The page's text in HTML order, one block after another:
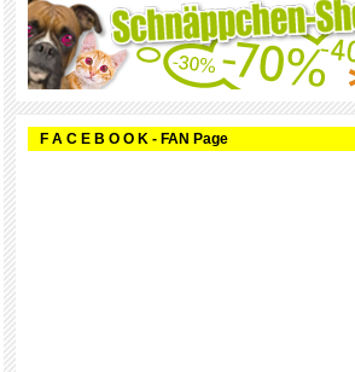
F A C E B O O K - FAN Page